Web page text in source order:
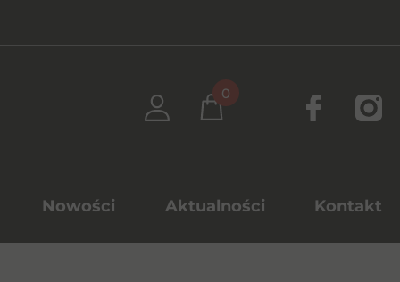
0
Nowości Aktualności Kontakt